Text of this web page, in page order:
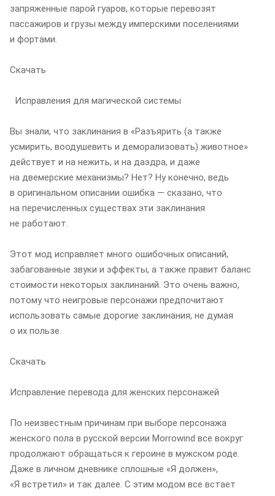
запряженные парой гуаров, которые перевозят
пассажиров и грузы между имперскими поселениями
и фортами.
Скачать
Исправления для магической системы
Вы знали, что заклинания в «Разъярить (а также
усмирить, воодушевить и деморализовать) животное»
действует и на нежить, и на даэдра, и даже
на двемерские механизмы? Нет? Ну конечно, ведь
в оригинальном описании ошибка — сказано, что
на перечисленных существах эти заклинания
не работают.
Этот мод исправляет много ошибочных описаний,
забагованные звуки и эффекты, а также правит баланс
стоимости некоторых заклинаний. Это очень важно,
потому что неигровые персонажи предпочитают
использовать самые дорогие заклинания, не думая
о их пользе.
Скачать
Исправление перевода для женских персонажей
По неизвестным причинам при выборе персонажа
женского пола в русской версии Morrowind все вокруг
продолжают обращаться к героине в мужском роде.
Даже в личном дневнике сплошные «Я должен»,
«Я встретил» и так далее. С этим модом все встает